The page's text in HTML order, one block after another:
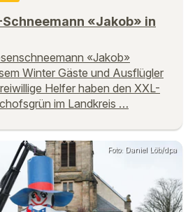
«Jakob» in
«Jakob»
Winter Gäste und Ausflügler
Helfer haben den XXL-
im Landkreis …
Foto: Daniel Löb/dpa